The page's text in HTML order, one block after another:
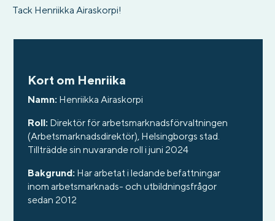
Tack Henriikka Airaskorpi!
Kort om Henriika
Namn: Henriikka Airaskorpi
Roll: Direktör för arbetsmarknadsförvaltningen
(Arbetsmarknadsdirektör), Helsingborgs stad.
Tillträdde sin nuvarande roll i juni 2024
Bakgrund: Har arbetat i ledande befattningar
inom arbetsmarknads- och utbildningsfrågor
sedan 2012